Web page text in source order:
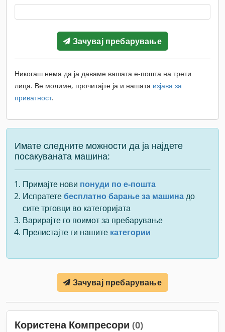
Зачувај пребарување
Никогаш нема да ја даваме вашата е-пошта на трети
лица. Ве молиме, прочитајте ја и нашата изјава за
приватност.
Имате следните можности да ја најдете
посакуваната машина:
Примајте нови понуди по е-пошта
Испратетебесплатно барање за машинадо
сите трговци во категоријата
Варирајте го поимот за пребарување
Прелистајте ги нашите категории
Зачувај пребарување
Користена Компресори (0)